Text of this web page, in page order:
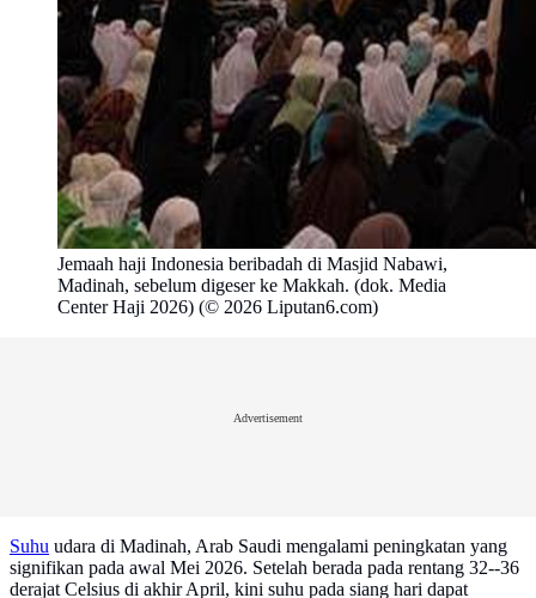
Jemaah haji Indonesia beribadah di Masjid Nabawi,
Madinah, sebelum digeser ke Makkah. (dok. Media
Center Haji 2026) (© 2026 Liputan6.com)
Advertisement
Suhu udara di Madinah, Arab Saudi mengalami peningkatan yang
signifikan pada awal Mei 2026. Setelah berada pada rentang 32--36
derajat Celsius di akhir April, kini suhu pada siang hari dapat